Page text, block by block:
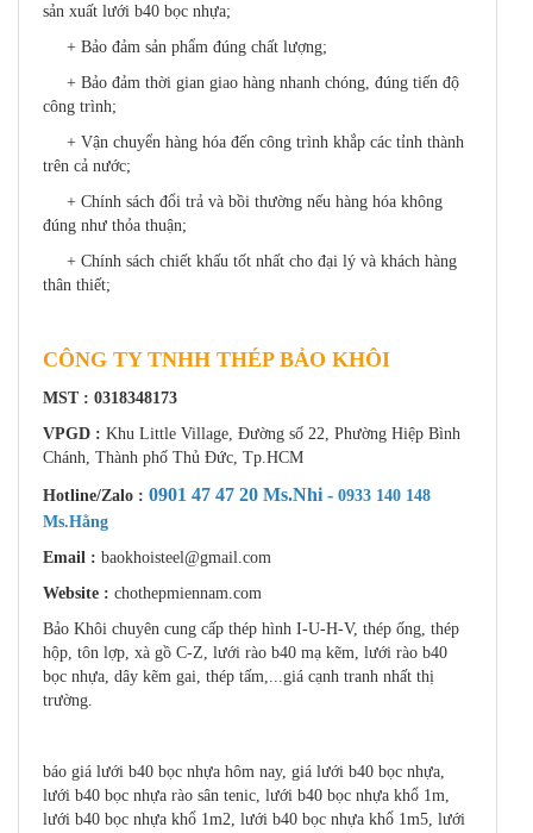
sản xuất lưới b40 bọc nhựa;
+ Bảo đảm sản phẩm đúng chất lượng;
+ Bảo đảm thời gian giao hàng nhanh chóng, đúng tiến độ
công trình;
+ Vận chuyển hàng hóa đến công trình khắp các tỉnh thành
trên cả nước;
+ Chính sách đổi trả và bồi thường nếu hàng hóa không
đúng như thỏa thuận;
+ Chính sách chiết khấu tốt nhất cho đại lý và khách hàng
thân thiết;
CÔNG TY TNHH THÉP BẢO KHÔI
MST : 0318348173
VPGD : Khu Little Village, Đường số 22, Phường Hiệp Bình
Chánh, Thành phố Thủ Đức, Tp.HCM
Hotline/Zalo : 0901 47 47 20 Ms.Nhi - 0933 140 148
Ms.Hằng
Email : baokhoisteel@gmail.com
Website : chothepmiennam.com
Bảo Khôi chuyên cung cấp thép hình I-U-H-V, thép ống, thép
hộp, tôn lợp, xà gồ C-Z, lưới rào b40 mạ kẽm, lưới rào b40
bọc nhựa, dây kẽm gai, thép tấm,...giá cạnh tranh nhất thị
trường.
báo giá lưới b40 bọc nhựa hôm nay, giá lưới b40 bọc nhựa,
lưới b40 bọc nhựa rào sân tenic, lưới b40 bọc nhựa khổ 1m,
lưới b40 bọc nhựa khổ 1m2, lưới b40 bọc nhựa khổ 1m5, lưới